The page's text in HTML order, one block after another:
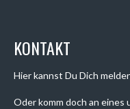
KONTAKT
Hier kannst Du Dich
Oder komm doch an eines